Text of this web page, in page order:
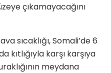
çıkamayacağını
sıcaklığı, Somali’de 6
kıtlığıyla karşı karşıya
meydana